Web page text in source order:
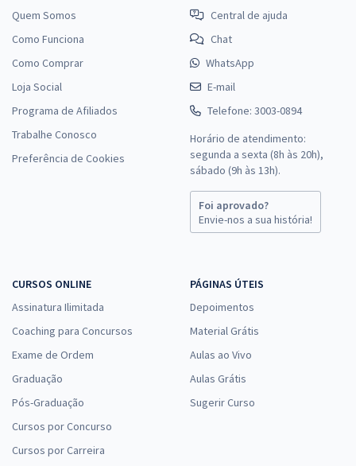
TRT 2ª Região (SP) - Tribunal Regional do Trabalho - Conhecimentos
Específicos para o cargo de Analista Judiciário - Área Apoio
R$25,99
Economize R$ 77,98 (-20%)
Comprar
TRT 2ª Região (SP) - Tribunal Regional do Trabalho - Conhecimentos
Específicos para o cargo de Analista Judiciário - Área Administrativa
27,99
TRT 2ª Região (SP) - Tribunal Regional do Trabalho - Técnico Judiciário
- Área Apoio Especializado - Especialidade: Tecnologia da
Informação (Módulo Especial)
Quem Somos
Como Funciona
Como Comprar
Loja Social
Programa de Afiliados
Trabalhe Conosco
Preferência de Cookies
Central de ajuda
Chat
WhatsApp
E-mail
Telefone: 3003-0894
Horário de atendimento:
segunda a sexta (8h às 20h),
sábado (9h às 13h).
Foi aprovado?
Envie-nos a sua história!
CURSOS ONLINE
Assinatura Ilimitada
Coaching para Concursos
Exame de Ordem
Graduação
Pós-Graduação
Cursos por Concurso
Cursos por Carreira
PÁGINAS ÚTEIS
Depoimentos
Material Grátis
Aulas ao Vivo
Aulas Grátis
Sugerir Curso